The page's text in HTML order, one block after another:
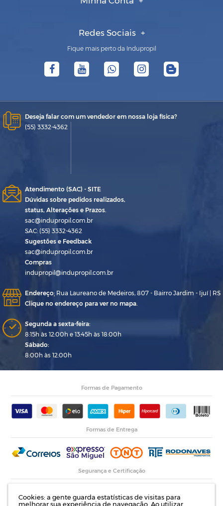
Cookies: a gente guarda estatísticas de visitas para
melhorar sua experiência de navegação. Ao utilizar
Redes Sociais
Fique mais perto da Indupropil
Deseja falar com um vendedor em nossa loja física?
(55) 3332-4362
Atendimento (SAC) - SITE
Dúvidas sobre pedidos realizados,
status, Alterações e Prazos.
sac@indupropil.com.br
SAC: (55) 3332-4362
Sugestões e Feedback
sac@indupropil.com.br
Compras
indupropil@indupropil.com.br
Endereço: Rua Laureano de Medeiros, 807 - Bairro Jardim - Ijuí | RS
Clique no endereço para ver no mapa.
Segunda a sexta-feira:
8:15h às 12:00h e 13:45h às 18:00h
Sábado:
8:00h às 12:00h
Formas de Pagamento
Formas de Entrega
Segurança e Certificação